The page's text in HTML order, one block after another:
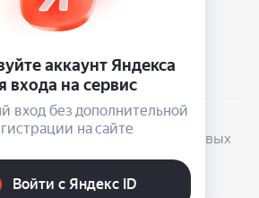
- интернет-магазин виниловых
пластинок